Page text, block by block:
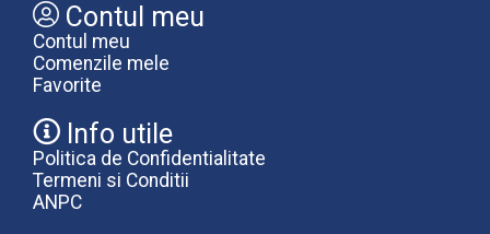
Contul meu
Contul meu
Comenzile mele
Favorite
Info utile
Politica de Confidentialitate
Termeni si Conditii
ANPC